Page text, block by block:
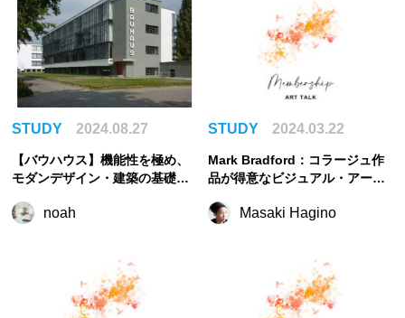
STUDY 2024.08.27
【バウハウス】機能性を極め、
モダンデザイン・建築の基礎を
noah
STUDY 2024.03.22
Mark Bradford：コラージュ作
品が得意なビジュアル・アーテ
Masaki Hagino